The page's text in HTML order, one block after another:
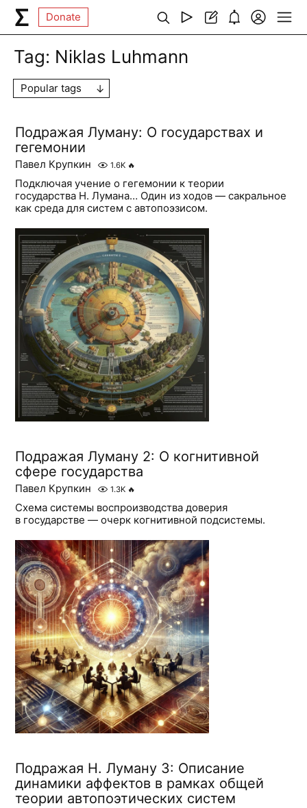
Donate
Tag: Niklas Luhmann
Popular tags
Подражая Луману: О государствах и
гегемонии
Павел Крупкин 1.6K 🔥
Подключая учение о гегемонии к теории
государства Н. Лумана… Один из ходов — сакральное
как среда для систем с автопоэзисом.
Подражая Луману 2: О когнитивной
сфере государства
Павел Крупкин 1.3K 🔥
Схема системы воспроизводства доверия
в государстве — очерк когнитивной подсистемы.
Подражая Н. Луману 3: Описание
динамики аффектов в рамках общей
теории автопоэтических систем